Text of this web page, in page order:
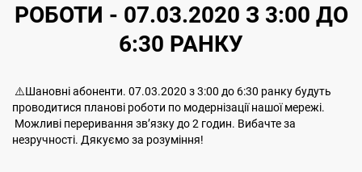
РОБОТИ - 07.03.2020 З 3:00 ДО
6:30 РАНКУ
⚠️Шановні абоненти. 07.03.2020 з 3:00 до 6:30 ранку будуть
проводитися планові роботи по модернізації нашої мережі.
Можливі переривання звʼязку до 2 годин. Вибачте за
незручності. Дякуємо за розуміння!